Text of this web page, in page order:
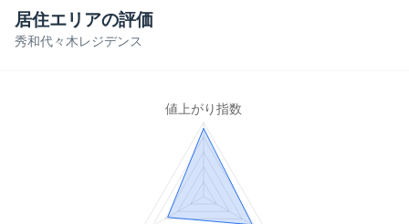
秀和代々木レジデンス
居住エリアの評価